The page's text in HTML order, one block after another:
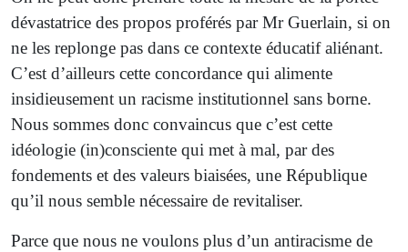
dévastatrice des propos proférés par Mr Guerlain, si on
ne les replonge pas dans ce contexte éducatif aliénant.
C’est d’ailleurs cette concordance qui alimente
insidieusement un racisme institutionnel sans borne.
Nous sommes donc convaincus que c’est cette
idéologie (in)consciente qui met à mal, par des
fondements et des valeurs biaisées, une République
qu’il nous semble nécessaire de revitaliser.
Parce que nous ne voulons plus d’un antiracisme de